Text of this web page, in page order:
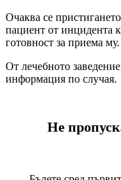
Очаква се
пациент от инцидента
готовност за приема му.
От лечебното
информация по случая.
Не